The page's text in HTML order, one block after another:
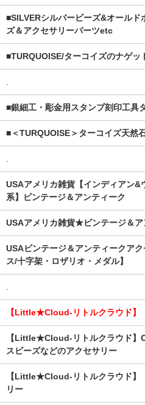
■SILVERシルバービーズ&オールド
ズ＆アクセサリーパーツetc
■TURQUOISE/ターコイズのナゲッ
■銀細工・彫金用スタンプ刻印工具
■＜TURQUOISE＞ターコイズ天然
USAアメリカ雑貨【インディアン&
系】ビンテージ＆アンティーク
USAアメリカ雑貨★ビンテージ＆
USAビンテージ＆アンティークア
ス/十字架・ロザリオ・メダル】
【Little★Cloud-リトルクラウド】
【Little★Cloud-リトルクラウド】
スビーズなどのアクセサリー
【Little★Cloud-リトルクラウド
リー